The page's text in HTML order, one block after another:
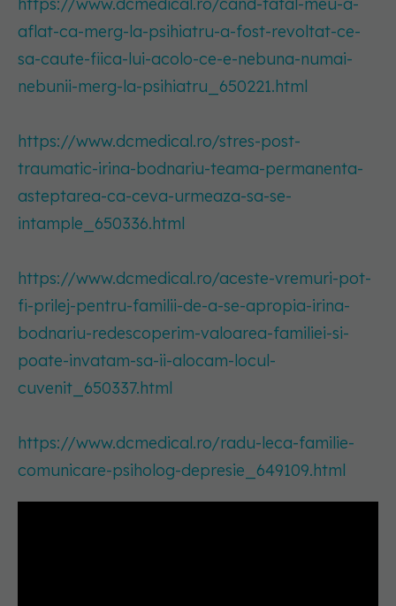
https://www.dcmedical.ro/cand-tatal-meu-a-
aflat-ca-merg-la-psihiatru-a-fost-revoltat-ce-
sa-caute-fiica-lui-acolo-ce-e-nebuna-numai-
nebunii-merg-la-psihiatru_650221.html
https://www.dcmedical.ro/stres-post-
traumatic-irina-bodnariu-teama-permanenta-
asteptarea-ca-ceva-urmeaza-sa-se-
intample_650336.html
https://www.dcmedical.ro/aceste-vremuri-pot-
fi-prilej-pentru-familii-de-a-se-apropia-irina-
bodnariu-redescoperim-valoarea-familiei-si-
poate-invatam-sa-ii-alocam-locul-
cuvenit_650337.html
https://www.dcmedical.ro/radu-leca-familie-
comunicare-psiholog-depresie_649109.html